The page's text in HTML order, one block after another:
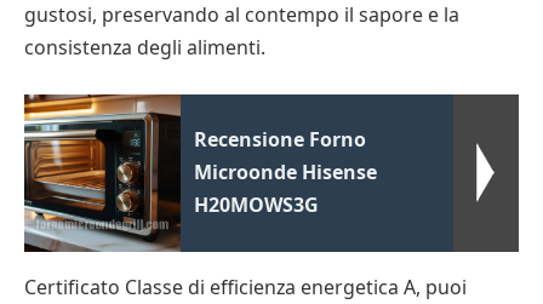
gustosi, preservando al contempo il sapore e la
consistenza degli alimenti.
Recensione Forno
Microonde Hisense
H20MOWS3G
Certificato Classe di efficienza energetica A, puoi